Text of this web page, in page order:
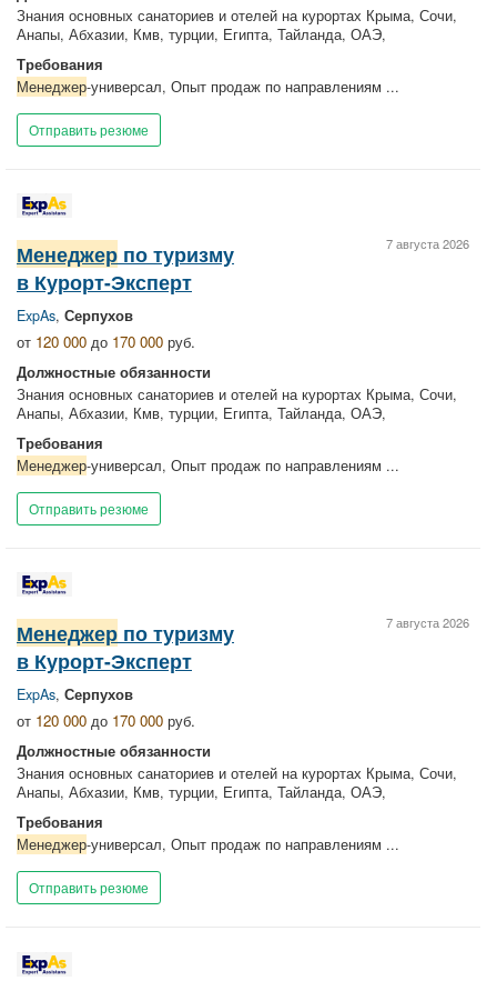
Знания основных санаториев и отелей на курортах Крыма, Сочи,
Анапы, Абхазии, Кмв, турции, Египта, Тайланда, ОАЭ,
Требования
Менеджер-универсал, Опыт продаж по направлениям ...
Отправить резюме
7 августа 2026
Менеджер по туризму
в Курорт-Эксперт
ExpAs, Серпухов
от 120 000 до 170 000 руб.
Должностные обязанности
Знания основных санаториев и отелей на курортах Крыма, Сочи,
Анапы, Абхазии, Кмв, турции, Египта, Тайланда, ОАЭ,
Требования
Менеджер-универсал, Опыт продаж по направлениям ...
Отправить резюме
7 августа 2026
Менеджер по туризму
в Курорт-Эксперт
ExpAs, Серпухов
от 120 000 до 170 000 руб.
Должностные обязанности
Знания основных санаториев и отелей на курортах Крыма, Сочи,
Анапы, Абхазии, Кмв, турции, Египта, Тайланда, ОАЭ,
Требования
Менеджер-универсал, Опыт продаж по направлениям ...
Отправить резюме